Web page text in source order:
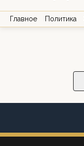
Главное Политика